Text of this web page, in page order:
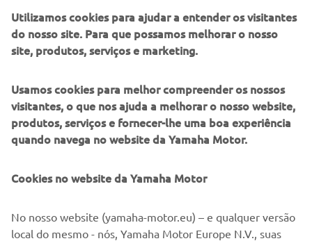
proporciona mais espaço entre ancas e pés e mais
liberdade para uma condução ativa.
DESCUBRA A NOVA WR250F
Utilizamos cookies para ajudar a entender os visitantes
do nosso site. Para que possamos melhorar o nosso
site, produtos, serviços e marketing.
Usamos cookies para melhor compreender os nossos
visitantes, o que nos ajuda a melhorar o nosso website,
produtos, serviços e fornecer-lhe uma boa experiência
quando navega no website da Yamaha Motor.
Cookies no website da Yamaha Motor
No nosso website (yamaha-motor.eu) – e qualquer versão
local do mesmo - nós, Yamaha Motor Europe N.V., suas